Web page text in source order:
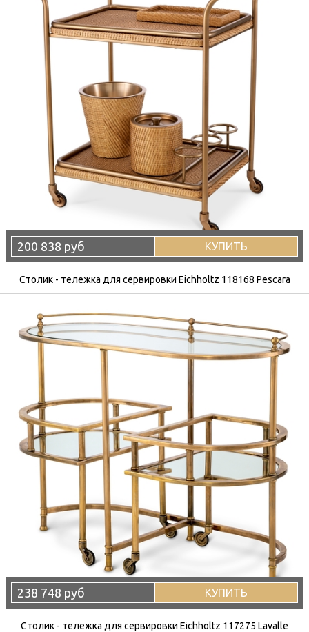
200 838 руб КУПИТЬ
Столик - тележка для сервировки Eichholtz 118168 Pescara
238 748 руб КУПИТЬ
Столик - тележка для сервировки Eichholtz 117275 Lavalle